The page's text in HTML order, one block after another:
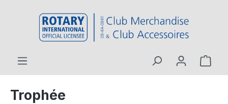
Trophée